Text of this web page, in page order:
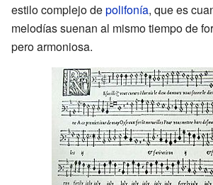
estilo complejo depolifonía, que es
melodías suenan al mismo tiempo de
pero armoniosa.